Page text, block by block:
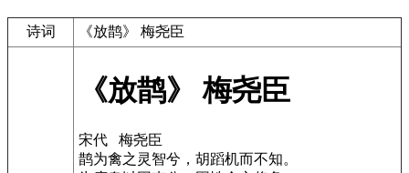
诗词 《放鹊》 梅尧臣
《放鹊》 梅尧臣
宋代 梅尧臣
鹊为禽之灵智兮，胡蹈机而不知。